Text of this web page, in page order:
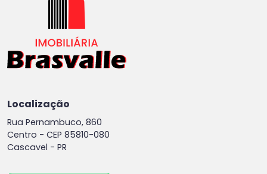
Localização
Rua Pernambuco, 860
Centro - CEP 85810-080
Cascavel - PR